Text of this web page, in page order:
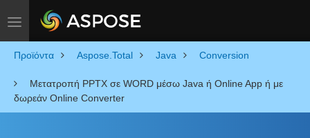
Toggle navigation
Προϊόντα Aspose.Total Java Conversion
Μετατροπή PPTX σε WORD μέσω Java ή Online App ή με
δωρεάν Online Converter